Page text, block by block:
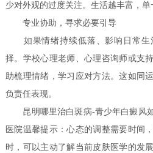
少对外观的过度关注。生活越丰富，单
专业协助，寻求必要引导
如果情绪持续低落、影响日常生
择。学校心理老师、心理咨询师或支
助梳理情绪，学习应对方法。这如同
负责任表现。
昆明哪里治白斑病-青少年白癜风
医院温馨提示：心态的调整需要时间
时，可以主动了解当前皮肤医学的发